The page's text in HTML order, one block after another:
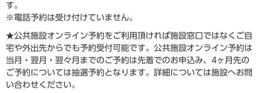
す。
※電話予約は受け付けていません。
★公共施設オンライン予約をご利用頂ければ施設窓口ではなくご自
宅や外出先からでも予約受付可能です。公共施設オンライン予約は
当月・翌月・翌々月までのご予約は先着でのお申込み、4ヶ月先の
ご予約については抽選予約となります。詳細については施設へお問
い合わせください。